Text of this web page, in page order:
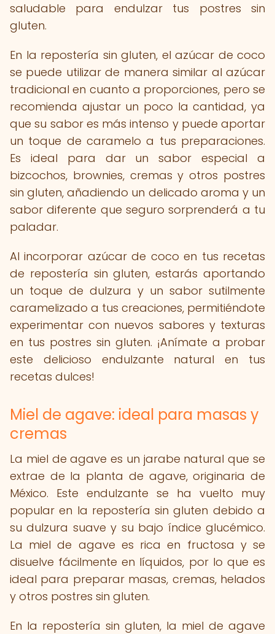
saludable para endulzar tus postres sin
gluten.
En la repostería sin gluten, el azúcar de coco
se puede utilizar de manera similar al azúcar
tradicional en cuanto a proporciones, pero se
recomienda ajustar un poco la cantidad, ya
que su sabor es más intenso y puede aportar
un toque de caramelo a tus preparaciones.
Es ideal para dar un sabor especial a
bizcochos, brownies, cremas y otros postres
sin gluten, añadiendo un delicado aroma y un
sabor diferente que seguro sorprenderá a tu
paladar.
Al incorporar azúcar de coco en tus recetas
de repostería sin gluten, estarás aportando
un toque de dulzura y un sabor sutilmente
caramelizado a tus creaciones, permitiéndote
experimentar con nuevos sabores y texturas
en tus postres sin gluten. ¡Anímate a probar
este delicioso endulzante natural en tus
recetas dulces!
Miel de agave: ideal para masas y
cremas
La miel de agave es un jarabe natural que se
extrae de la planta de agave, originaria de
México. Este endulzante se ha vuelto muy
popular en la repostería sin gluten debido a
su dulzura suave y su bajo índice glucémico.
La miel de agave es rica en fructosa y se
disuelve fácilmente en líquidos, por lo que es
ideal para preparar masas, cremas, helados
y otros postres sin gluten.
En la repostería sin gluten, la miel de agave